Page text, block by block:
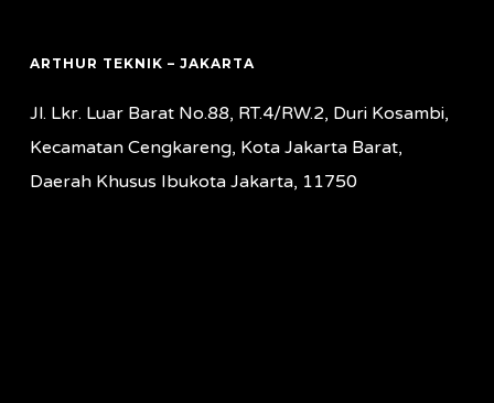
ARTHUR TEKNIK – JAKARTA
Jl. Lkr. Luar Barat No.88, RT.4/RW.2, Duri Kosambi,
Kecamatan Cengkareng, Kota Jakarta Barat,
Daerah Khusus Ibukota Jakarta, 11750